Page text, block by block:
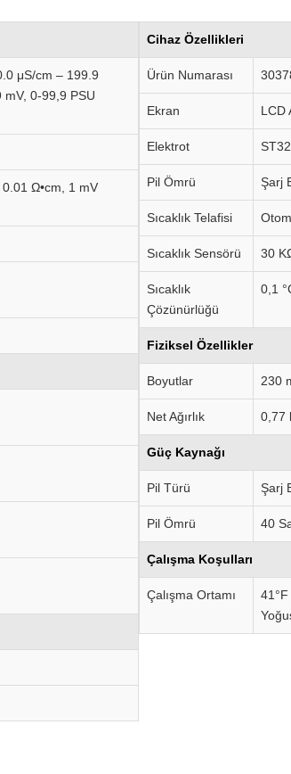
μS/cm – 199.9
0-99,9 PSU
Ω•cm, 1 mV
Cihaz Özellikleri
Ürün Numarası
Ekran LCD
Elektrot
Pil Ömrü Şarj
Sıcaklık Telafisi
Sıcaklık Sensörü 30
Sıcaklık
Çözünürlüğü
0,1
Fiziksel Özellikler
Boyutlar 230
Net Ağırlık 0,77
Güç Kaynağı
Pil Türü Şarj
Pil Ömrü 40
Çalışma Koşulları
Çalışma Ortamı
41°F